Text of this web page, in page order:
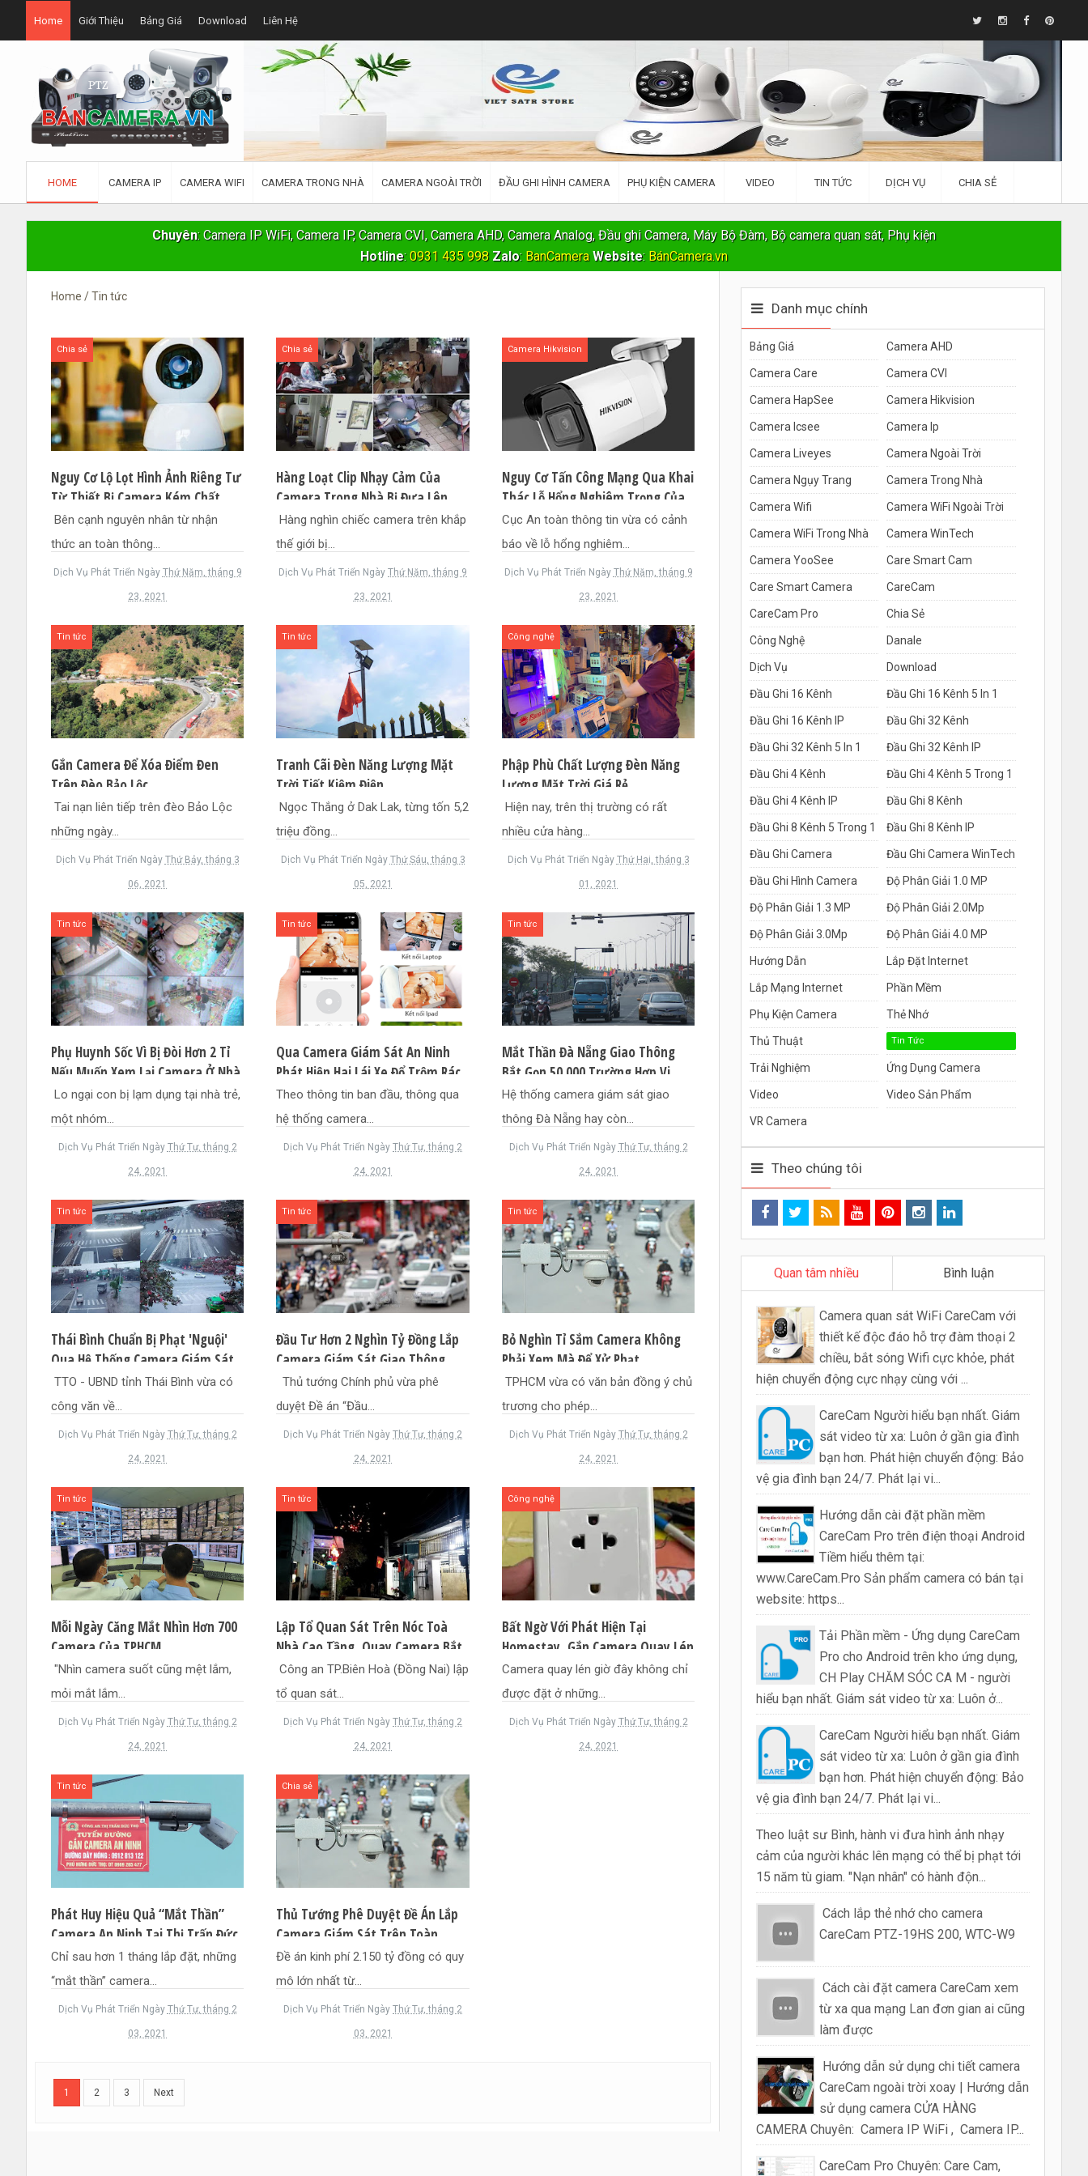
Home Giới Thiệu Bảng Giá Download Liên Hệ
HOME CAMERA IP CAMERA WIFI CAMERA TRONG NHÀ CAMERA NGOÀI TRỜI ĐẦU GHI HÌNH CAMERA PHỤ KIỆN CAMERA VIDEO TIN TỨC DỊCH VỤ CHIA SẺ
Chuyên: Camera IP WiFi, Camera IP, Camera CVI, Camera AHD, Camera Analog, Đầu ghi Camera, Máy Bộ Đàm, Bộ camera quan sát, Phụ kiện
Hotline: 0931 435 998 Zalo: BanCameraWebsite: BánCamera.vn
Home /Tin tức
Nguy Cơ Lộ Lọt Hình Ảnh Riêng Tư
Từ Thiết Bị Camera Kém Chất
Lượng
Chia sẻ
Bên cạnh nguyên nhân từ nhận
thức an toàn thông...
Dịch Vụ Phát Triển Ngày Thứ Năm, tháng 9
23, 2021
Hàng Loạt Clip Nhạy Cảm Của
Camera Trong Nhà Bị Đưa Lên
Mạng
Chia sẻ
Hàng nghìn chiếc camera trên khắp
thế giới bị...
Dịch Vụ Phát Triển NgàyThứ Năm, tháng 9
23, 2021
Nguy Cơ Tấn Công Mạng Qua Khai
Thác Lỗ Hổng Nghiêm Trọng Của
Camera Hikvision
Camera Hikvision
Cục An toàn thông tin vừa có cảnh
báo về lỗ hổng nghiêm...
Dịch Vụ Phát Triển Ngày Thứ Năm, tháng 9
23, 2021
Gắn Camera Để Xóa Điểm Đen
Trên Đèo Bảo Lộc
Tin tức
Tai nạn liên tiếp trên đèo Bảo Lộc
những ngày...
Dịch Vụ Phát Triển Ngày Thứ Bảy, tháng 3
06, 2021
Tranh Cãi Đèn Năng Lượng Mặt
Trời Tiết Kiệm Điện
Tin tức
Ngọc Thắng ở Dak Lak, từng tốn 5,2
triệu đồng...
Dịch Vụ Phát Triển Ngày Thứ Sáu, tháng 3
05, 2021
Phập Phù Chất Lượng Đèn Năng
Lượng Mặt Trời Giá Rẻ
Công nghệ
Hiện nay, trên thị trường có rất
nhiều cửa hàng...
Dịch Vụ Phát Triển Ngày Thứ Hai, tháng 3
01, 2021
Phụ Huynh Sốc Vì Bị Đòi Hơn 2 Tỉ
Nếu Muốn Xem Lại Camera Ở Nhà
Trẻ
Tin tức
Lo ngại con bị lạm dụng tại nhà trẻ,
một nhóm...
Dịch Vụ Phát Triển Ngày Thứ Tư, tháng 2
24, 2021
Qua Camera Giám Sát An Ninh
Phát Hiện Hai Lái Xe Đổ Trộm Rác
Thải
Tin tức
Theo thông tin ban đầu, thông qua
hệ thống camera...
Dịch Vụ Phát Triển NgàyThứ Tư, tháng 2
24, 2021
Mắt Thần Đà Nẵng Giao Thông
Bắt Gọn 50.000 Trường Hợp Vi
Phạm
Tin tức
Hệ thống camera giám sát giao
thông Đà Nẵng hay còn...
Dịch Vụ Phát Triển Ngày Thứ Tư, tháng 2
24, 2021
Thái Bình Chuẩn Bị Phạt 'nguội'
Qua Hệ Thống Camera Giám Sát
Thông Minh
Tin tức
TTO - UBND tỉnh Thái Bình vừa có
công văn về...
Dịch Vụ Phát Triển Ngày Thứ Tư, tháng 2
24, 2021
Đầu Tư Hơn 2 Nghìn Tỷ Đồng Lắp
Camera Giám Sát Giao Thông
Tin tức
Thủ tướng Chính phủ vừa phê
duyệt Đề án “Đầu...
Dịch Vụ Phát Triển NgàyThứ Tư, tháng 2
24, 2021
Bỏ Nghìn Tỉ Sắm Camera Không
Phải Xem Mà Để Xử Phạt
Tin tức
TPHCM vừa có văn bản đồng ý chủ
trương cho phép...
Dịch Vụ Phát Triển Ngày Thứ Tư, tháng 2
24, 2021
Mỗi Ngày Căng Mắt Nhìn Hơn 700
Camera Của TPHCM
Tin tức
"Nhìn camera suốt cũng mệt lắm,
mỏi mắt lắm...
Dịch Vụ Phát Triển Ngày Thứ Tư, tháng 2
24, 2021
Lập Tổ Quan Sát Trên Nóc Toà
Nhà Cao Tầng, Quay Camera Bắt
Đốt Pháo
Tin tức
Công an TP.Biên Hoà (Đồng Nai) lập
tổ quan sát...
Dịch Vụ Phát Triển NgàyThứ Tư, tháng 2
24, 2021
Bất Ngờ Với Phát Hiện Tại
Homestay, Gắn Camera Quay Lén
Vào Ổ Điện Một Cách Tinh Vi
Khiến Người Bình Thường Khó
Lòng Phát Hiện
Công nghệ
Camera quay lén giờ đây không chỉ
được đặt ở những...
Dịch Vụ Phát Triển Ngày Thứ Tư, tháng 2
24, 2021
Phát Huy Hiệu Quả “mắt Thần”
Camera An Ninh Tại Thị Trấn Đức
Thọ
Tin tức
Chỉ sau hơn 1 tháng lắp đặt, những
“mắt thần” camera...
Dịch Vụ Phát Triển Ngày Thứ Tư, tháng 2
03, 2021
Thủ Tướng Phê Duyệt Đề Án Lắp
Camera Giám Sát Trên Toàn
Quốc
Chia sẻ
Đề án kinh phí 2.150 tỷ đồng có quy
mô lớn nhất từ...
Dịch Vụ Phát Triển NgàyThứ Tư, tháng 2
03, 2021
1 2 3 Next
Danh mục chính
Bảng Giá Camera AHD
Camera Care Camera CVI
Camera HapSee Camera Hikvision
Camera Icsee Camera Ip
Camera Liveyes Camera Ngoài Trời
Camera Ngụy Trang Camera Trong Nhà
Camera Wifi Camera WiFi Ngoài Trời
Camera WiFi Trong Nhà Camera WinTech
Camera YooSee Care Smart Cam
Care Smart Camera CareCam
CareCam Pro Chia Sẻ
Công Nghệ Danale
Dịch Vụ Download
Đầu Ghi 16 Kênh Đầu Ghi 16 Kênh 5 In 1
Đầu Ghi 16 Kênh IP Đầu Ghi 32 Kênh
Đầu Ghi 32 Kênh 5 In 1 Đầu Ghi 32 Kênh IP
Đầu Ghi 4 Kênh Đầu Ghi 4 Kênh 5 Trong 1
Đầu Ghi 4 Kênh IP Đầu Ghi 8 Kênh
Đầu Ghi 8 Kênh 5 Trong 1 Đầu Ghi 8 Kênh IP
Đầu Ghi Camera Đầu Ghi Camera WinTech
Đầu Ghi Hình Camera Độ Phân Giải 1.0 MP
Độ Phân Giải 1.3 MP Độ Phân Giải 2.0Mp
Độ Phân Giải 3.0Mp Độ Phân Giải 4.0 MP
Hướng Dẫn Lắp Đặt Internet
Lắp Mạng Internet Phần Mềm
Phụ Kiện Camera Thẻ Nhớ
Thủ Thuật Tin Tức
Trải Nghiệm Ứng Dụng Camera
Video Video Sản Phẩm
VR Camera
Theo chúng tôi
Quan tâm nhiều Bình luận
Camera quan sát WiFi CareCam với
thiết kế độc đáo hỗ trợ đàm thoại 2
chiều, bắt sóng Wifi cực khỏe, phát
hiện chuyển động cực nhạy cùng với ...
CareCam Người hiểu bạn nhất. Giám
sát video từ xa: Luôn ở gần gia đình
bạn hơn. Phát hiện chuyển động: Bảo
vệ gia đình bạn 24/7. Phát lại vi...
Hướng dẫn cài đặt phần mềm
CareCam Pro trên điện thoại Android
Tiềm hiểu thêm tại:
www.CareCam.Pro Sản phẩm camera có bán tại
website: https...
Tải Phần mềm - Ứng dụng CareCam
Pro cho Android trên kho ứng dụng,
CH Play CHĂM SÓC CA M - người
hiểu bạn nhất. Giám sát video từ xa: Luôn ở...
CareCam Người hiểu bạn nhất. Giám
sát video từ xa: Luôn ở gần gia đình
bạn hơn. Phát hiện chuyển động: Bảo
vệ gia đình bạn 24/7. Phát lại vi...
Theo luật sư Bình, hành vi đưa hình ảnh nhạy
cảm của người khác lên mạng có thể bị phạt tới
15 năm tù giam. "Nạn nhân" có hành độn...
Cách lắp thẻ nhớ cho camera
CareCam PTZ-19HS 200, WTC-W9
Cách cài đặt camera CareCam xem
từ xa qua mạng Lan đơn gian ai cũng
làm được
Hướng dẫn sử dụng chi tiết camera
CareCam ngoài trời xoay | Hướng dẫn
sử dụng camera CỬA HÀNG
CAMERA Chuyên: Camera IP WiFi , Camera IP...
CareCam Pro Chuyên: Care Cam,